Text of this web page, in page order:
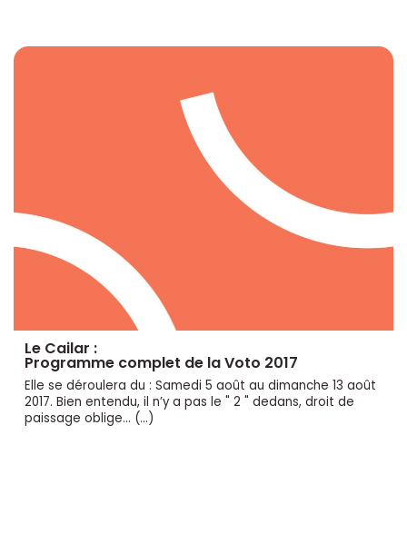
Le Cailar :
Programme complet de la Voto 2017
Elle se déroulera du : Samedi 5 août au dimanche 13 août
2017. Bien entendu, il n’y a pas le " 2 " dedans, droit de
paissage oblige... (…)